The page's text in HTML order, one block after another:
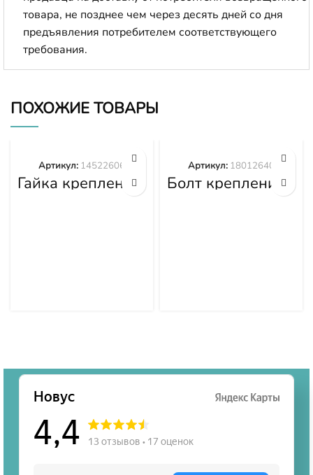
товара, не позднее чем через десять дней со дня
предъявления потребителем соответствующего
требования.
ПОХОЖИЕ ТОВАРЫ
Гайка крепления
башмака
Артикул: 14522606
Болт крепления
башмака
Артикул: 18012640